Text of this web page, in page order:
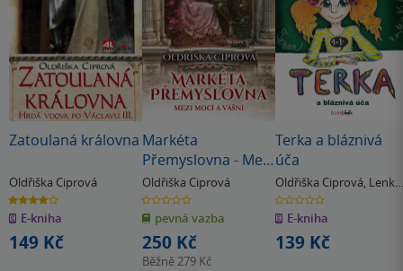
Zatoulaná královna
Oldřiška Ciprová
4.0
z
5
hvězdiček
E-kniha
149 Kč
Markéta
Přemyslovna - Mezi
mocí a vášní
Oldřiška Ciprová
0.0
z
5
hvězdiček
pevná vazba
250 Kč
Běžně279 Kč
Terka a bláznivá
úča
Oldřiška Ciprová, Lenka
Němcová
0.0
z
5
hvězdiček
E-kniha
139 Kč